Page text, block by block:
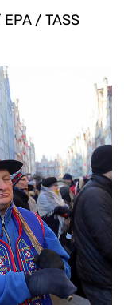
/ TASS